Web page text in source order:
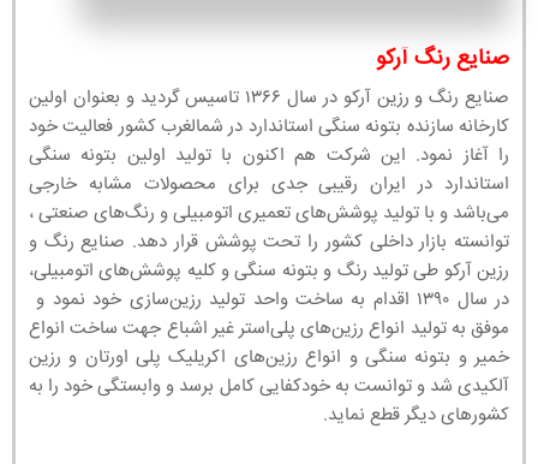
صنایع رنگ آرکو
صنایع رنگ و رزین آرکو در سال ۱۳۶۶ تاسیس گردید و بعنوان اولین
کارخانه سازنده بتونه سنگی استاندارد در شمالغرب کشور فعالیت خود
را آغاز نمود. این شرکت هم اکنون با تولید اولین بتونه سنگی
استاندارد در ایران رقیبی جدی برای محصولات مشابه خارجی
می‌باشد و با تولید پوشش‌های تعمیری اتومبیلی و رنگ‌های صنعتی ،
توانسته بازار داخلی کشور را تحت پوشش قرار دهد. صنایع رنگ و
رزین آرکو طی تولید رنگ و بتونه سنگی و کلیه پوشش‌های اتومبیلی،
در سال ۱۳۹۰ اقدام به ساخت واحد تولید رزین‌سازی خود نمود و
موفق به تولید انواع رزین‌های پلی‌استر غیر اشباع جهت ساخت انواع
خمیر و بتونه سنگی و انواع رزین‌های اکریلیک پلی اورتان و رزین
آلکیدی شد و توانست به خودکفایی کامل برسد و وابستگی خود را به
کشورهای دیگر قطع نماید.